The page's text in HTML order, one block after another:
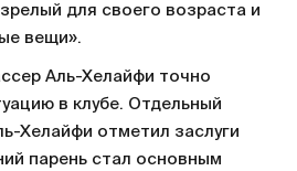
для своего возраста и
вещи».
Аль-Хелайфи точно
в клубе. Отдельный
Хелайфи отметил заслуги
парень стал основным